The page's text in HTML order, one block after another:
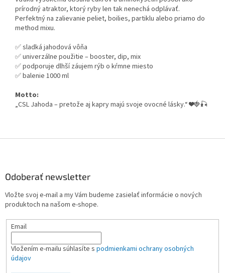
prírodný atraktor, ktorý ryby len tak nenechá odplávať.
Perfektný na zalievanie peliet, boilies, partiklu alebo priamo do
method mixu.
✅ sladká jahodová vôňa
✅ univerzálne použitie – booster, dip, mix
✅ podporuje dlhší záujem rýb o kŕmne miesto
✅ balenie 1000 ml
Motto:
„CSL Jahoda – pretože aj kapry majú svoje ovocné lásky.“ ❤️🍓🎣
Odoberať newsletter
Vložte svoj e-mail a my Vám budeme zasielať informácie o nových
produktoch na našom e-shope.
Email
Vložením e-mailu súhlasíte s podmienkami ochrany osobných
údajov